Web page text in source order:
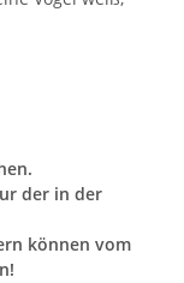
der in der
können vom